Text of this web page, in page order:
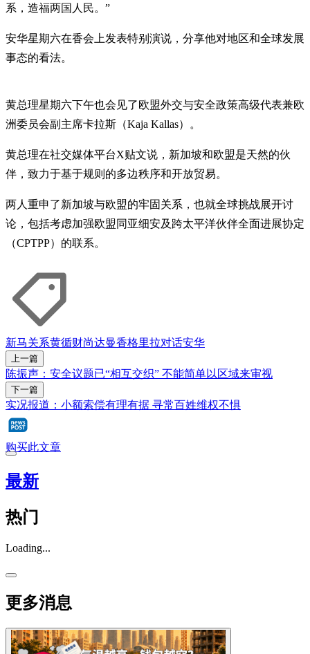
系，造福两国人民。”
安华星期六在香会上发表特别演说，分享他对地区和全球发展
事态的看法。
黄总理星期六下午也会见了欧盟外交与安全政策高级代表兼欧
洲委员会副主席卡拉斯（Kaja Kallas）。
黄总理在社交媒体平台X贴文说，新加坡和欧盟是天然的伙
伴，致力于基于规则的多边秩序和开放贸易。
两人重申了新加坡与欧盟的牢固关系，也就全球挑战展开讨
论，包括考虑加强欧盟同亚细安及跨太平洋伙伴全面进展协定
（CPTPP）的联系。
新马关系黄循财尚达曼香格里拉对话安华
上一篇
陈振声：安全议题已“相互交织” 不能简单以区域来审视
下一篇
实况报道：小额索偿有理有据 寻常百姓维权不惧
购买此文章
最新
热门
Loading...
更多消息